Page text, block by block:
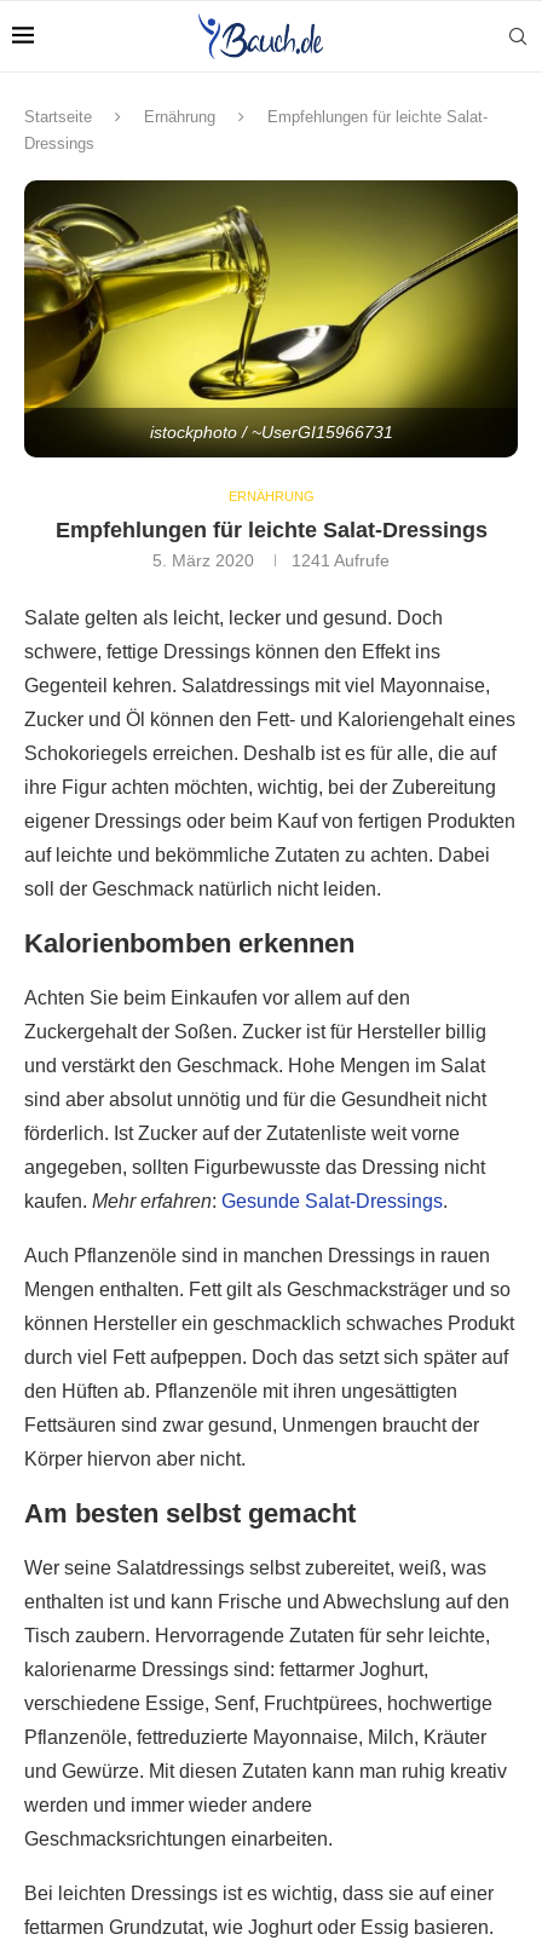
Startseite Ernährung
Empfehlungen für leichte Salat-
Dressings
istockphoto / ~UserGI15966731
ERNÄHRUNG
Empfehlungen für leichte Salat-Dressings
5. März 2020 1241 Aufrufe
Salate gelten als leicht, lecker und gesund. Doch
schwere, fettige Dressings können den Effekt ins
Gegenteil kehren. Salatdressings mit viel Mayonnaise,
Zucker und Öl können den Fett- und Kaloriengehalt eines
Schokoriegels erreichen. Deshalb ist es für alle, die auf
ihre Figur achten möchten, wichtig, bei der Zubereitung
eigener Dressings oder beim Kauf von fertigen Produkten
auf leichte und bekömmliche Zutaten zu achten. Dabei
soll der Geschmack natürlich nicht leiden.
Kalorienbomben erkennen
Achten Sie beim Einkaufen vor allem auf den
Zuckergehalt der Soßen. Zucker ist für Hersteller billig
und verstärkt den Geschmack. Hohe Mengen im Salat
sind aber absolut unnötig und für die Gesundheit nicht
förderlich. Ist Zucker auf der Zutatenliste weit vorne
angegeben, sollten Figurbewusste das Dressing nicht
kaufen. Mehr erfahren: Gesunde Salat-Dressings.
Auch Pflanzenöle sind in manchen Dressings in rauen
Mengen enthalten. Fett gilt als Geschmacksträger und so
können Hersteller ein geschmacklich schwaches Produkt
durch viel Fett aufpeppen. Doch das setzt sich später auf
den Hüften ab. Pflanzenöle mit ihren ungesättigten
Fettsäuren sind zwar gesund, Unmengen braucht der
Körper hiervon aber nicht.
Am besten selbst gemacht
Wer seine Salatdressings selbst zubereitet, weiß, was
enthalten ist und kann Frische und Abwechslung auf den
Tisch zaubern. Hervorragende Zutaten für sehr leichte,
kalorienarme Dressings sind: fettarmer Joghurt,
verschiedene Essige, Senf, Fruchtpürees, hochwertige
Pflanzenöle, fettreduzierte Mayonnaise, Milch, Kräuter
und Gewürze. Mit diesen Zutaten kann man ruhig kreativ
werden und immer wieder andere
Geschmacksrichtungen einarbeiten.
Bei leichten Dressings ist es wichtig, dass sie auf einer
fettarmen Grundzutat, wie Joghurt oder Essig basieren.